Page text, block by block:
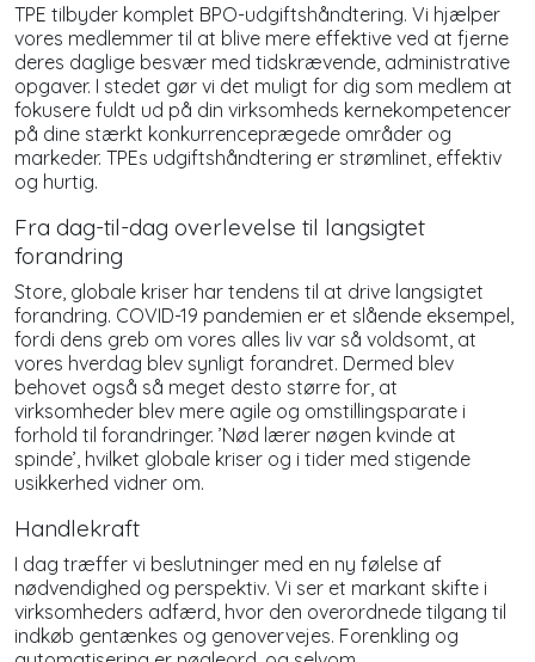
TPE tilbyder komplet BPO-udgiftshåndtering. Vi hjælper
vores medlemmer til at blive mere effektive ved at fjerne
deres daglige besvær med tidskrævende, administrative
opgaver. I stedet gør vi det muligt for dig som medlem at
fokusere fuldt ud på din virksomheds kernekompetencer
på dine stærkt konkurrenceprægede områder og
markeder. TPEs udgiftshåndtering er strømlinet, effektiv
og hurtig.
Fra dag-til-dag overlevelse til langsigtet
forandring
Store, globale kriser har tendens til at drive langsigtet
forandring. COVID-19 pandemien er et slående eksempel,
fordi dens greb om vores alles liv var så voldsomt, at
vores hverdag blev synligt forandret. Dermed blev
behovet også så meget desto større for, at
virksomheder blev mere agile og omstillingsparate i
forhold til forandringer. ’Nød lærer nøgen kvinde at
spinde’, hvilket globale kriser og i tider med stigende
usikkerhed vidner om.
Handlekraft
I dag træffer vi beslutninger med en ny følelse af
nødvendighed og perspektiv. Vi ser et markant skifte i
virksomheders adfærd, hvor den overordnede tilgang til
indkøb gentænkes og genovervejes. Forenkling og